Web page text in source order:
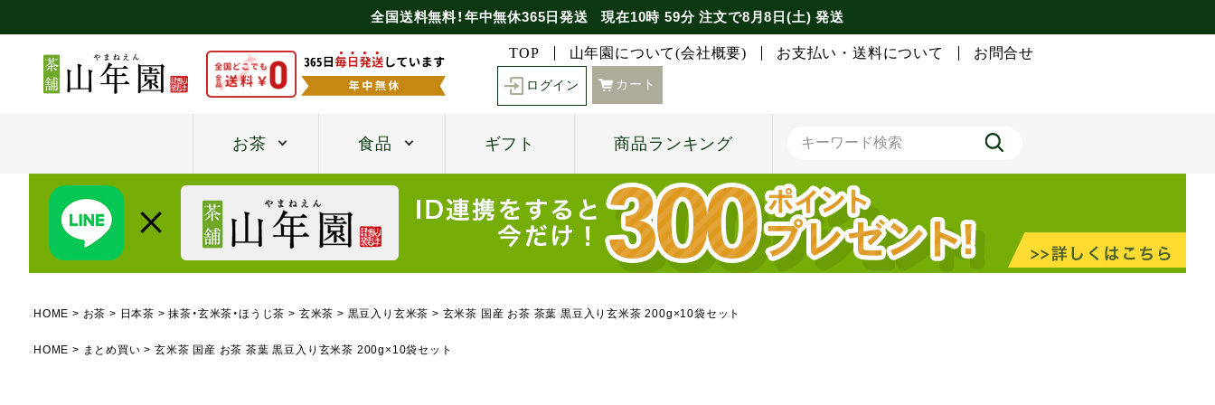
全国送料無料！年中無休365日発送 現在10時 59分注文で8月8日(土) 発送
TOP 山年園について(会社概要) お支払い・送料について お問合せ
ログイン カート
お茶 食品 ギフト 商品ランキング
HOME お茶 日本茶 抹茶・玄米茶・ほうじ茶 玄米茶 黒豆入り玄米茶 玄米茶 国産 お茶 茶葉 黒豆入り玄米茶 200g×10袋セット
HOME まとめ買い 玄米茶 国産 お茶 茶葉 黒豆入り玄米茶 200g×10袋セット